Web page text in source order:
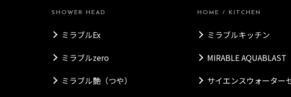
SHOWER HEAD
ミラブルEx
ミラブルzero
ミラブル艶（つや）
HOME / KITCHEN
ミラブルキッチン
MIRABLE AQUABLAST
サイエンスウォーター